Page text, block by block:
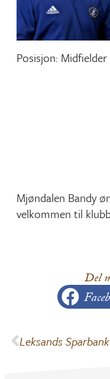
Posisjon: Midfielder
Mjøndalen Bandy
velkommen til
Del
Leksands